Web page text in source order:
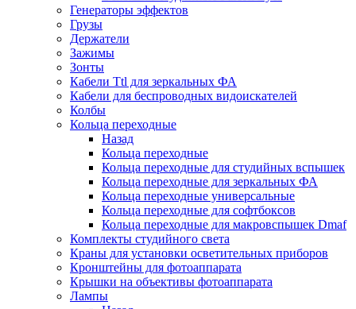
Генераторы эффектов
Грузы
Держатели
Зажимы
Зонты
Кабели Ttl для зеркальных ФА
Кабели для беспроводных видоискателей
Колбы
Кольца переходные
Назад
Кольца переходные
Кольца переходные для студийных вспышек
Кольца переходные для зеркальных ФА
Кольца переходные универсальные
Кольца переходные для софтбоксов
Кольца переходные для макровспышек Dmaf
Комплекты студийного света
Краны для установки осветительных приборов
Кронштейны для фотоаппарата
Крышки на объективы фотоаппарата
Лампы